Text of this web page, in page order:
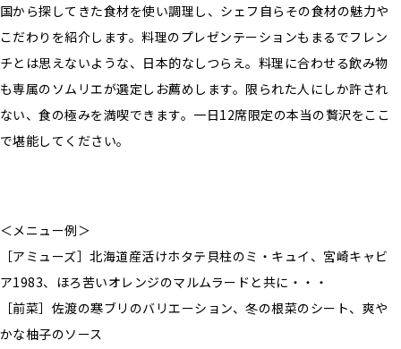
国から探してきた食材を使い調理し、シェフ自らその食材の魅力や
こだわりを紹介します。料理のプレゼンテーションもまるでフレン
チとは思えないような、日本的なしつらえ。料理に合わせる飲み物
も専属のソムリエが選定しお薦めします。限られた人にしか許され
ない、食の極みを満喫できます。一日12席限定の本当の贅沢をここ
で堪能してください。
＜メニュー例＞
［アミューズ］北海道産活けホタテ貝柱のミ・キュイ、宮崎キャビ
ア1983、ほろ苦いオレンジのマルムラードと共に・・・
［前菜］佐渡の寒ブリのバリエーション、冬の根菜のシート、爽や
かな柚子のソース